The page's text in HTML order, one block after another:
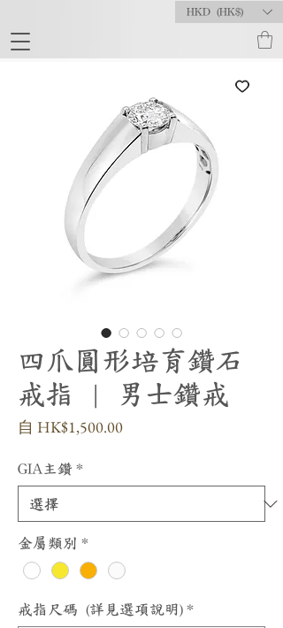
HKD (HK$)
四爪圓形培育鑽石
戒指 | 男士鑽戒
自 HK$1,500.00促
格
GIA主鑽 *
金屬類別 *
戒指尺碼 (詳見選項說明) *